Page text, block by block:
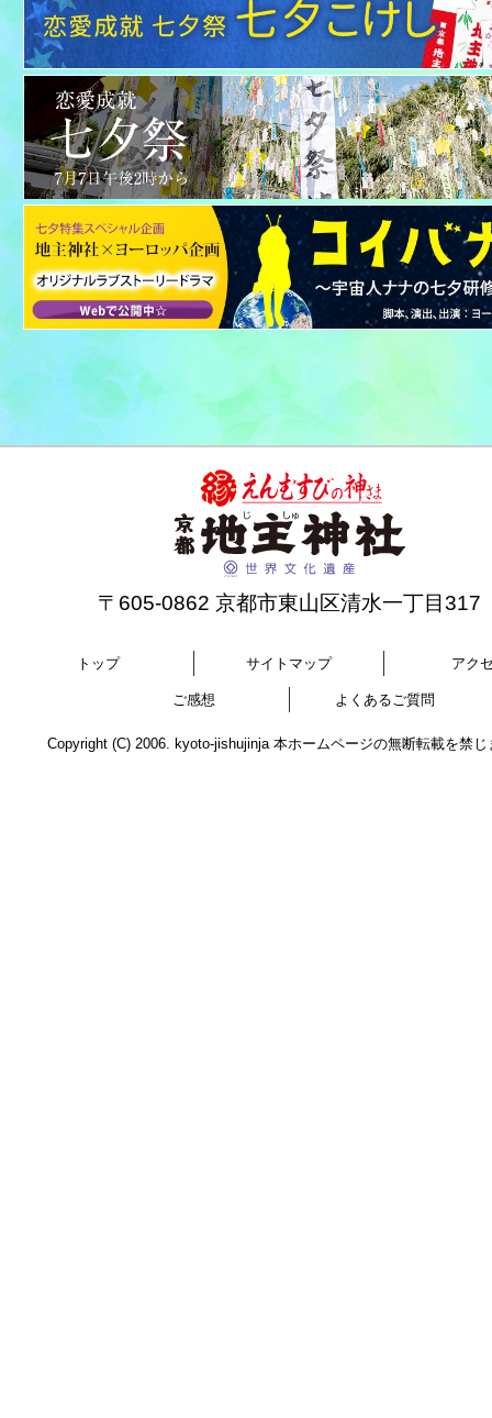
〒605-0862 京都市東山区清水一丁目317
トップ サイトマップ アク
ご感想 よくあるご質問
Copyright (C) 2006. kyoto-jishujinja 本ホームページの無断転載を禁じ